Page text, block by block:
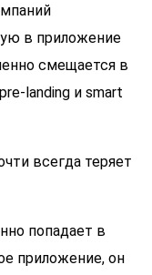
в приложение
смещается в
landing и smart
всегда теряет
попадает в
приложение, он